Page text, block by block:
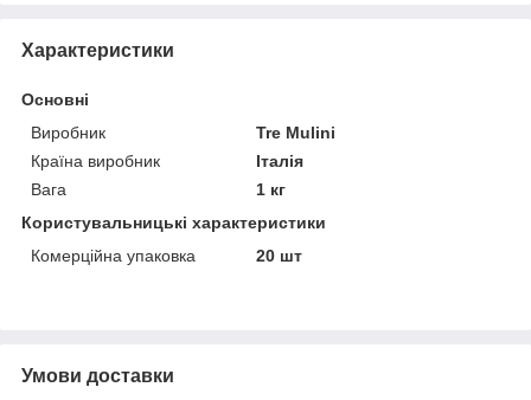
Характеристики
Основні
Виробник
Tre Mulini
Країна виробник
Італія
Вага
1 кг
Користувальницькі характеристики
Комерційна упаковка
20 шт
Умови доставки